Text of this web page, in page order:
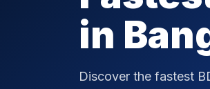
in
Discover the fastest